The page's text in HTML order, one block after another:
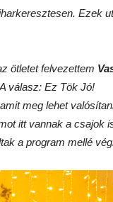
Ezek
ötletet felvezettem
válasz: Ez Tök Jó!
meg lehet
itt vannak a csajok
a program mellé